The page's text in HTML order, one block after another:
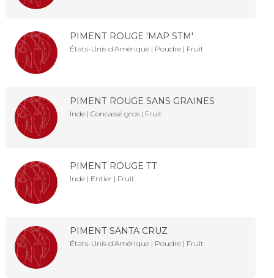
PIMENT ROUGE 'MAP STM'
États-Unis d'Amérique | Poudre | Fruit
PIMENT ROUGE SANS GRAINES
Inde | Concassé gros | Fruit
PIMENT ROUGE TT
Inde | Entier | Fruit
PIMENT SANTA CRUZ
États-Unis d'Amérique | Poudre | Fruit